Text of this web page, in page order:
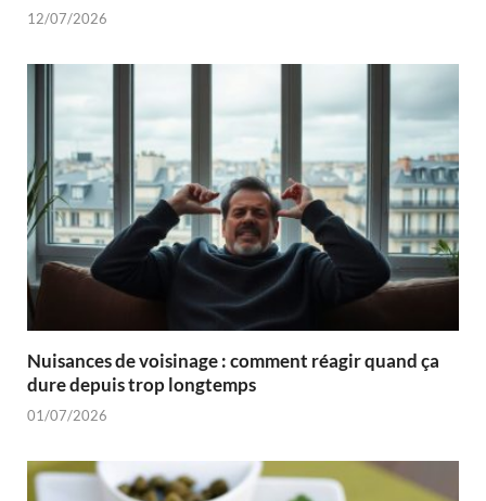
12/07/2026
Nuisances de voisinage : comment réagir quand ça
dure depuis trop longtemps
01/07/2026